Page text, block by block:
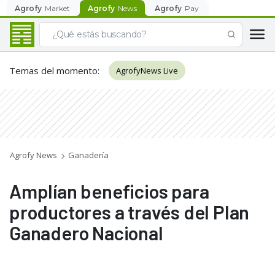
Agrofy Market Agrofy News Agrofy Pay
Temas del momento: AgrofyNews Live
Agrofy News Ganadería
Amplían beneficios para
productores a través del Plan
Ganadero Nacional